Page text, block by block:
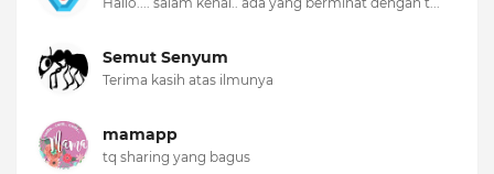
Semut Senyum
Terima kasih atas ilmunya
mamapp
tq sharing yang bagus